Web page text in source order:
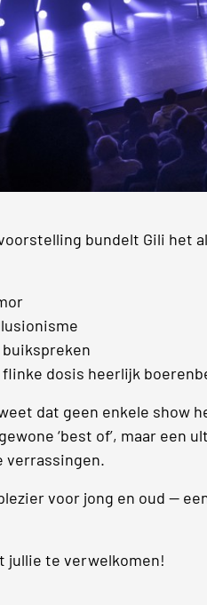
bundelt Gili het
buikspreken
dosis heerlijk
dat geen enkele show
gewone ‘best of’, maar
verrassingen.
voor jong en oud —
jullie te verwelkomen!